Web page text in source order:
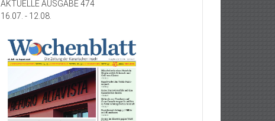
AKTUELLE AUSGABE 474
16.07. - 12.08.